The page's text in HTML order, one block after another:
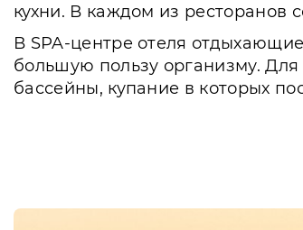
кухни. В каждом из ресторанов
В SPA-центре отеля
большую пользу организму.
бассейны, купание в которых
играть в подвижные игры,
на высоком уровне.